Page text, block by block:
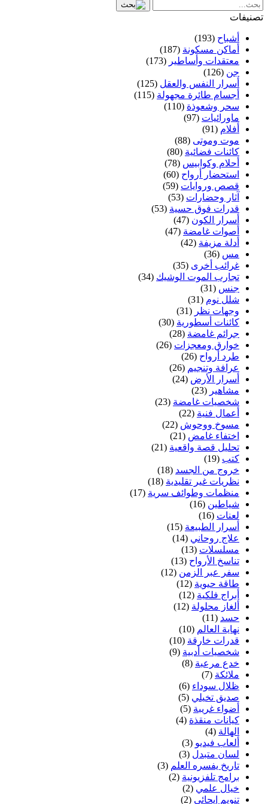
أشباح
أماكن مسكونة (187)
معتقدات وأساطير (173)
أسرار النفس والعقل (125)
أجسام طائرة مجهولة (115)
سحر وشعوذة (110)
ماورائيات (97)
(91)
موت وموتى (88)
كائنات فضائية (80)
أحلام وكوابيس (78)
استحضار أرواح (60)
قصص وروايات (59)
آثار وحضارات (53)
قدرات فوق حسية (53)
أسرار الكون
أصوات غامضة (47)
أدلة مزيفة
(36)
غرائب أخرى (35)
تجارب الموت الوشيك (34)
جنس
شلل نوم (31)
وجهات نظر (31)
كائنات أسطورية (30)
جرائم غامضة (28)
خوارق ومعجزات (26)
طرد أرواح (26)
عرافة وتنجيم (26)
أسرار الأرض
مشاهير (23)
شخصيات غامضة (23)
أعمال فنية (22)
مسوخ ووحوش (22)
اختفاء غامض (21)
تحليل قصة واقعية (21)
(19)
خروج من الجسد
نظريات غير تقليدية (18)
منظمات وطوائف سرية (17)
شياطين (16)
لعنات
أسرار الطبيعة
(15)
علاج روحاني
مسلسلات (13)
تناسخ الأرواح
سفر عبر الزمن
طاقة حيوية (12)
أبراج فلكية (12)
ألغاز محلولة (12)
(11)
نهاية العالم (10)
قدرات خارقة
شخصيات أدبية (9)
خدع مرعبة (8)
ملائكة
(7)
ظلال سوداء
صديق تخيلي (5)
أضواء غريبة (5)
كيانات منقذة (4)
الهالة
ألعاب فيديو (3)
لسان متبدل
تاريخ يفسره العلم (3)
برامج تلفزيونية (2)
خيال علمي (2)
تنويم إيحائي